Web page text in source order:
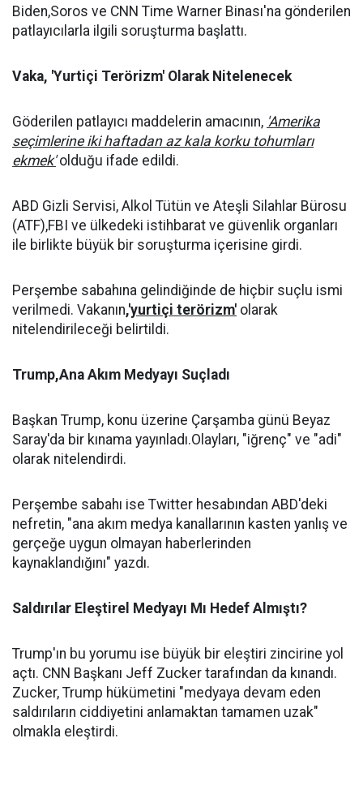
Biden,Soros ve CNN Time Warner Binası'na gönderilen
patlayıcılarla ilgili soruşturma başlattı.
Vaka, 'Yurtiçi Terörizm' Olarak Nitelenecek
Göderilen patlayıcı maddelerin amacının, 'Amerika
seçimlerine iki haftadan az kala korku tohumları
ekmek'olduğu ifade edildi.
ABD Gizli Servisi, Alkol Tütün ve Ateşli Silahlar Bürosu
(ATF),FBI ve ülkedeki istihbarat ve güvenlik organları
ile birlikte büyük bir soruşturma içerisine girdi.
Perşembe sabahına gelindiğinde de hiçbir suçlu ismi
verilmedi. Vakanın,'yurtiçi terörizm' olarak
nitelendirileceği belirtildi.
Trump,Ana Akım Medyayı Suçladı
Başkan Trump, konu üzerine Çarşamba günü Beyaz
Saray'da bir kınama yayınladı.Olayları, "iğrenç" ve "adi"
olarak nitelendirdi.
Perşembe sabahı ise Twitter hesabından ABD'deki
nefretin, "ana akım medya kanallarının kasten yanlış ve
gerçeğe uygun olmayan haberlerinden
kaynaklandığını" yazdı.
Saldırılar Eleştirel Medyayı Mı Hedef Almıştı?
Trump'ın bu yorumu ise büyük bir eleştiri zincirine yol
açtı. CNN Başkanı Jeff Zucker tarafından da kınandı.
Zucker, Trump hükümetini "medyaya devam eden
saldırıların ciddiyetini anlamaktan tamamen uzak"
olmakla eleştirdi.